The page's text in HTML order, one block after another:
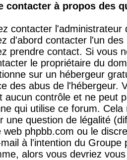
contacter à propos des
contacter
d'abord contacter l'un
prendre contact. Si vous
le propriétaire du
sur un hébergeur
des abus de l'hébergeur.
aucun contrôle et ne peut
qui utilise ce forum.
une question de légalité
web phpbb.com ou le
à l'intention du
alors vous devriez